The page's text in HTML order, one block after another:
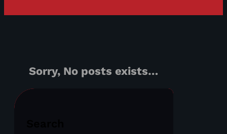
Sorry, No posts exists…